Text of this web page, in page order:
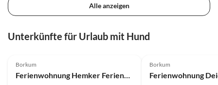
Alle anzeigen
Unterkünfte für Urlaub mit Hund
Borkum
Ferienwohnung Hemker Ferienhaus Upholmstr.
Borkum
Ferienwohnung